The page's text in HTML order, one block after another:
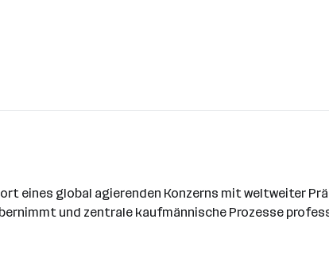
eines global agierenden Konzerns mit weltweiter
und zentrale kaufmännische Prozesse